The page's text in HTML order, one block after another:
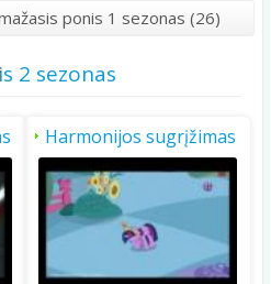
ponis 1 sezonas (26)
2 sezonas
Harmonijos sugrįžimas
2 dalis